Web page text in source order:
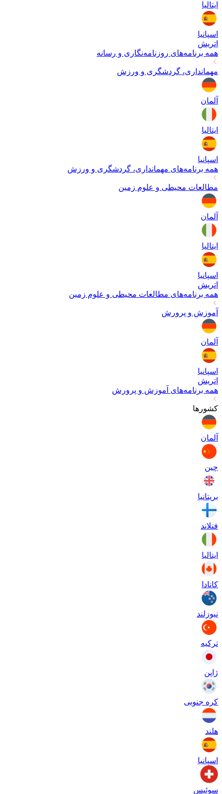
ایتالیا
اسپانیا
اتریش
همه برنامه‌های روزنامه‌نگاری و رسانه
مهمانداری، گردشگری و ورزش
آلمان
ایتالیا
اسپانیا
همه برنامه‌های مهمانداری، گردشگری و ورزش
مطالعات محیطی و علوم زمین
آلمان
ایتالیا
اسپانیا
اتریش
همه برنامه‌های مطالعات محیطی و علوم زمین
آموزش و پرورش
آلمان
اسپانیا
اتریش
همه برنامه‌های آموزش و پرورش
کشورها
آلمان
چین
بریتانیا
فنلاند
ایتالیا
کانادا
نیوزلند
ترکیه
ژاپن
کره جنوبی
هلند
اسپانیا
سوئیس